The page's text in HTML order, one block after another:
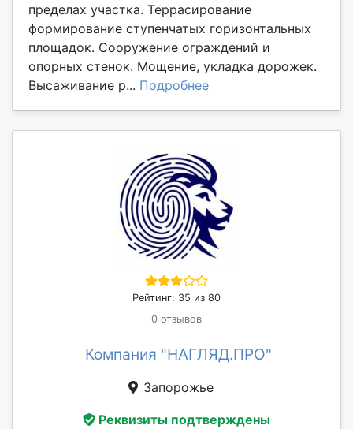
пределах участка. Террасирование
формирование ступенчатых горизонтальных
площадок. Сооружение ограждений и
опорных стенок. Мощение, укладка дорожек.
Высаживание р... Подробнее
Рейтинг: 35 из 80
0 отзывов
Компания "НАГЛЯД.ПРО"
Запорожье
Реквизиты подтверждены